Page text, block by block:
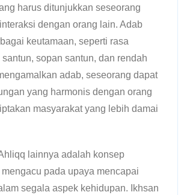
harus ditunjukkan seseorang
dengan orang lain. Adab
keutamaan, seperti rasa
santun, sopan santun, dan rendah
adab, seseorang dapat
yang harmonis dengan orang
masyarakat yang lebih damai
lainnya adalah konsep
mengacu pada upaya mencapai
segala aspek kehidupan. Ikhsan